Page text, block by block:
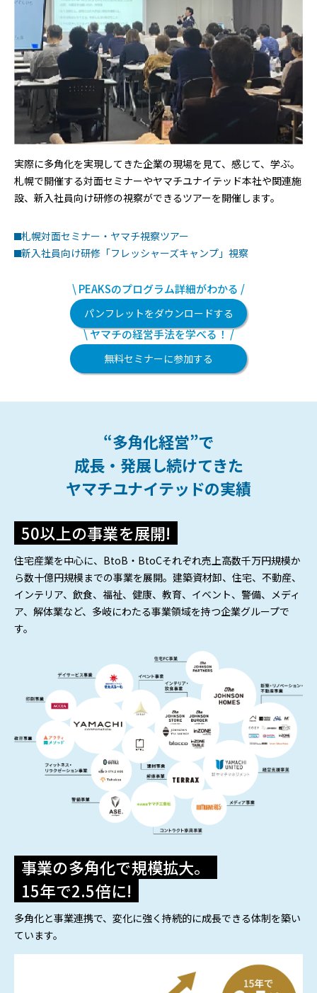
実際に多角化を実現してきた企業の現場を見て、感じて、学ぶ。
札幌で開催する対面セミナーやヤマチユナイテッド本社や関連施
設、 新入社員向け研修の視察ができるツアーを開催します。
札幌対面セミナー・ヤマチ視察ツアー
新入社員向け研修「フレッシャーズキャンプ」視察
\ PEAKSのプログラム詳細がわかる /
パンフレットをダウンロードする
\ ヤマチの経営手法を学べる！ /
無料セミナーに参加する
“多角化経営”で
成長・発展し続けてきた
ヤマチユナイテッドの実績
50以上の事業を展開!
住宅産業を中心に、BtoB・BtoCそれぞれ売上高数千万円規模か
ら数十億円規模までの事業を展開。建築資材卸、住宅、不動産、
インテリア、飲食、福祉、健康、教育、イベント、警備、メディ
ア、解体業など、多岐にわたる事業領域を持つ企業グループで
す。
事業の多角化で規模拡大。
15年で2.5倍に!
多角化と事業連携で、変化に強く持続的に成長できる体制を築い
ています。